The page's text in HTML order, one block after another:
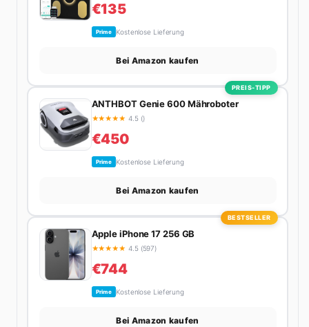
€135
Prime Kostenlose Lieferung
Bei Amazon kaufen
PREIS-TIPP
ANTHBOT Genie 600 Mähroboter
★★★★★ 4.5 ()
€450
Prime Kostenlose Lieferung
Bei Amazon kaufen
BESTSELLER
Apple iPhone 17 256 GB
★★★★★ 4.5 (597)
€744
Prime Kostenlose Lieferung
Bei Amazon kaufen